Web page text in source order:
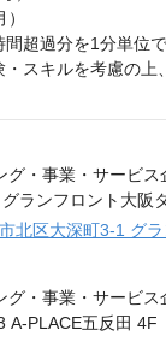
間超過分を1分単位
スキルを考慮の上
北区大深町3-1 グラ